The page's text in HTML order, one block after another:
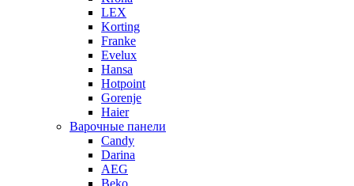
LEX
Korting
Franke
Evelux
Hansa
Hotpoint
Gorenje
Haier
Варочные панели
Candy
Darina
AEG